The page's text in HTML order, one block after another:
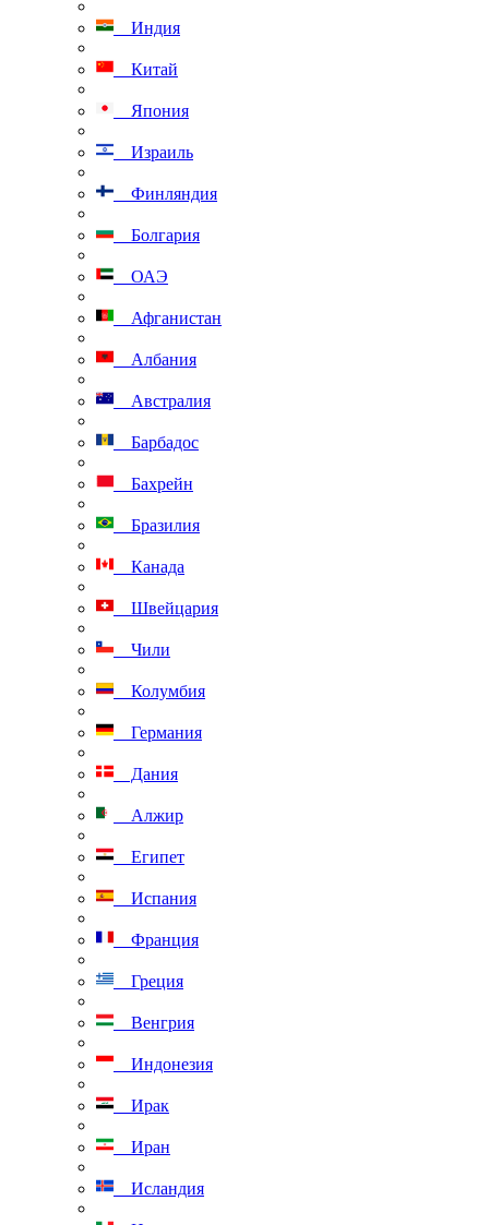
Индия
Китай
Япония
Израиль
Финляндия
Болгария
ОАЭ
Афганистан
Албания
Австралия
Барбадос
Бахрейн
Бразилия
Канада
Швейцария
Чили
Колумбия
Германия
Дания
Алжир
Египет
Испания
Франция
Греция
Венгрия
Индонезия
Ирак
Иран
Исландия